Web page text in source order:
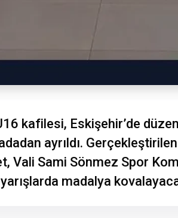
kafilesi, Eskişehir’de
ayrıldı.
Vali Sami Sönmez Spor
madalya